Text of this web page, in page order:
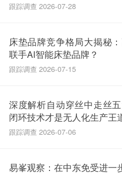
跟踪调查 2026-07-28
床垫品牌竞争格局大揭秘
联手AI智能床垫品牌？
跟踪调查 2026-07-15
深度解析自动穿丝中走丝
闭环技术才是无人化生产王
跟踪调查 2026-07-06
易峯观察：在中东免受进一